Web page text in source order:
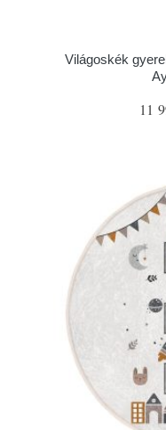
Világoskék
11